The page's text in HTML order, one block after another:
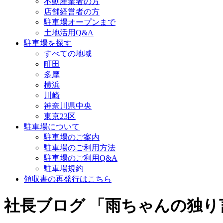
店舗経営者の方
駐車場オープンまで
土地活用Q&A
駐車場を探す
すべての地域
町田
多摩
横浜
川崎
神奈川県中央
東京23区
駐車場について
駐車場のご案内
駐車場のご利用方法
駐車場のご利用Q&A
駐車場規約
領収書の再発行はこちら
社長ブログ 「雨ちゃんの独り